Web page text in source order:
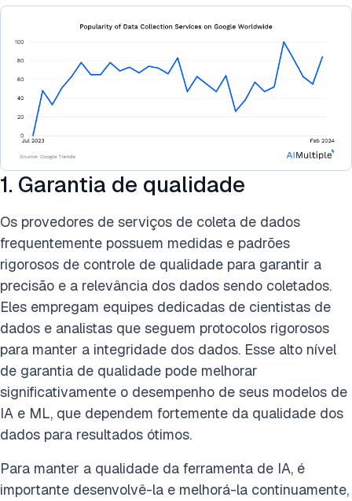
1. Garantia de qualidade
Os provedores de serviços de coleta de dados
frequentemente possuem medidas e padrões
rigorosos de controle de qualidade para garantir a
precisão e a relevância dos dados sendo coletados.
Eles empregam equipes dedicadas de cientistas de
dados e analistas que seguem protocolos rigorosos
para manter a integridade dos dados. Esse alto nível
de garantia de qualidade pode melhorar
significativamente o desempenho de seus modelos de
IA e ML, que dependem fortemente da qualidade dos
dados para resultados ótimos.
Para manter a qualidade da ferramenta de IA, é
importante desenvolvê-la e melhorá-la continuamente,